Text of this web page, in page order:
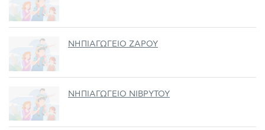
ΝΗΠΙΑΓΩΓΕΙΟ ΖΑΡΟΥ
ΝΗΠΙΑΓΩΓΕΙΟ ΝΙΒΡΥΤΟΥ